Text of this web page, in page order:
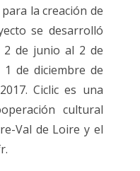
la creación de
se desarrolló
2 de junio al 2 de
de diciembre de
Ciclic es una
cultural
Val de Loire y el